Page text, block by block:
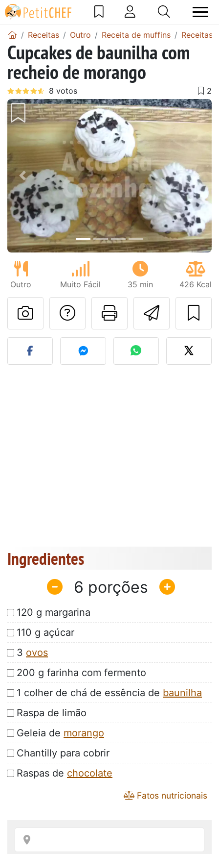
Receitas Outro Receita de muffins Receitas
Cupcakes de baunilha com
recheio de morango
Anterior Next
Outro Muito Fácil 35 min 426 Kcal
Imprima
Falar com o autor
Fez esta receita?
Ingredientes
6
120 g margarina
110 g açúcar
3 ovos
200 g farinha com fermento
1 colher de chá de essência de baunilha
Raspa de limão
Geleia de morango
Chantilly para cobrir
Raspas de chocolate
Fatos nutricionais